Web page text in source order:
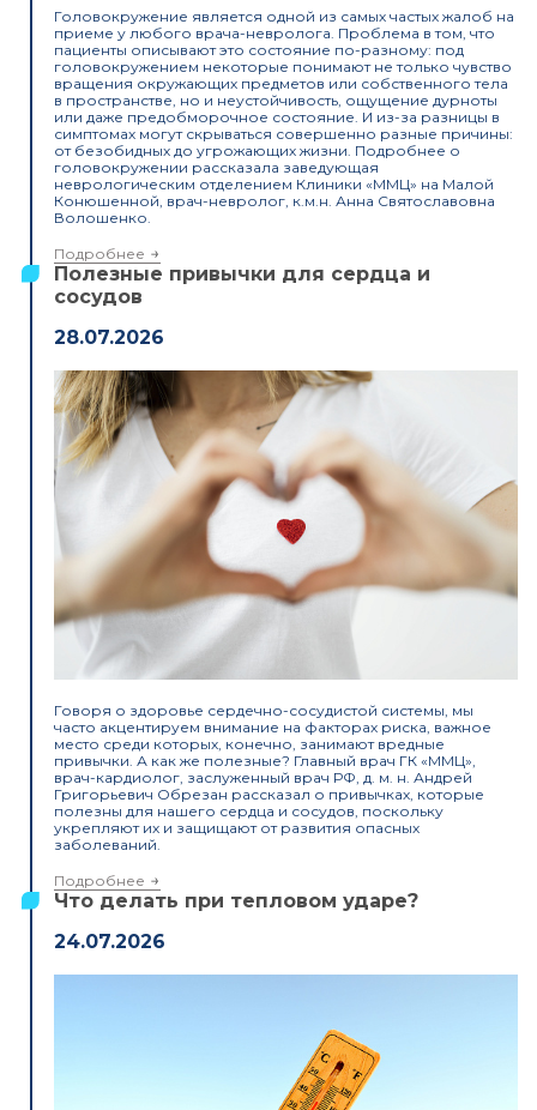
Головокружение является одной из самых частых жалоб на
приеме у любого врача-невролога. Проблема в том, что
пациенты описывают это состояние по-разному: под
головокружением некоторые понимают не только чувство
вращения окружающих предметов или собственного тела
в пространстве, но и неустойчивость, ощущение дурноты
или даже предобморочное состояние. И из-за разницы в
симптомах могут скрываться совершенно разные причины:
от безобидных до угрожающих жизни. Подробнее о
головокружении рассказала заведующая
неврологическим отделением Клиники «ММЦ» на Малой
Конюшенной, врач-невролог, к.м.н. Анна Святославовна
Волошенко.
Подробнее
Полезные привычки для сердца и
сосудов
28.07.2026
Говоря о здоровье сердечно-сосудистой системы, мы
часто акцентируем внимание на факторах риска, важное
место среди которых, конечно, занимают вредные
привычки. А как же полезные? Главный врач ГК «ММЦ»,
врач-кардиолог, заслуженный врач РФ, д. м. н. Андрей
Григорьевич Обрезан рассказал о привычках, которые
полезны для нашего сердца и сосудов, поскольку
укрепляют их и защищают от развития опасных
заболеваний.
Подробнее
Что делать при тепловом ударе?
24.07.2026